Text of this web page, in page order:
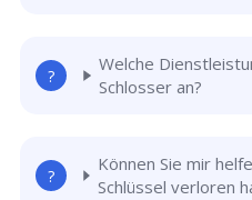
Welche
Schlosser an?
Können Sie mir
Schlüssel verloren